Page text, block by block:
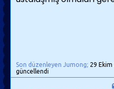
Son düzenleyen Jumong; 29 Ekim
güncellendi